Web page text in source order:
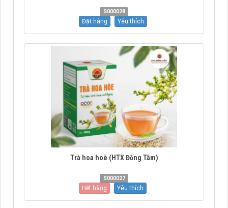
S000028
Đặt hàng Yêu thích
Trà hoa hoè (HTX Đồng Tâm)
S000027
Hết hàng Yêu thích